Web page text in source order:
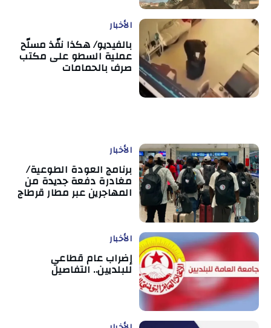
الأخبار
بالفيديو/ هكذا نفّذ مسلّح
عملية السطو على مكتب
صرف بالحمامات
الأخبار
برنامج العودة الطوعية/
مغادرة دفعة جديدة من
المهاجرين عبر مطار قرطاج
الأخبار
إضراب عام قطاعي
للبلديين.. التفاصيل